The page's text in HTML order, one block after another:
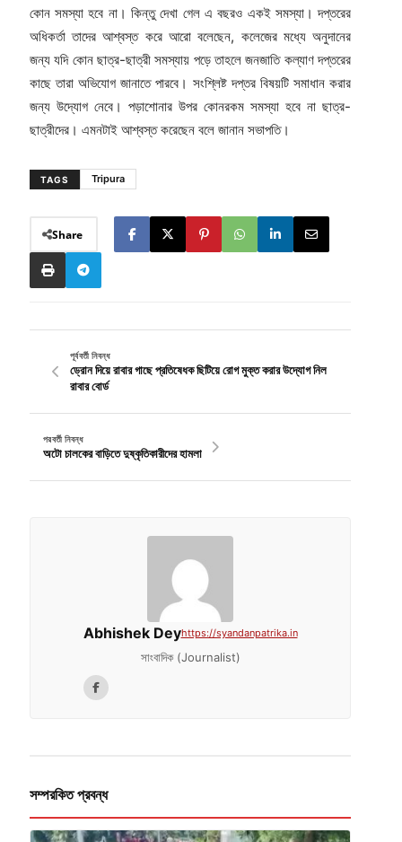
কোন সমস্যা হবে না। কিন্তু দেখা গেল এ বছরও একই সমস্যা। দপ্তরের
অধিকর্তা তাদের আশ্বস্ত করে আরো বলেছেন, কলেজের মধ্যে অনুদানের
জন্য যদি কোন ছাত্র-ছাত্রী সমস্যায় পড়ে তাহলে জনজাতি কল্যাণ দপ্তরের
কাছে তারা অভিযোগ জানাতে পারবে। সংশ্লিষ্ট দপ্তর বিষয়টি সমাধান করার
জন্য উদ্যোগ নেবে। পড়াশোনার উপর কোনরকম সমস্যা হবে না ছাত্র-
ছাত্রীদের। এমনটাই আশ্বস্ত করেছেন বলে জানান সভাপতি।
TAGS Tripura
Share
পূর্ববর্তী নিবন্ধ
ড্রোন দিয়ে রাবার গাছে প্রতিষেধক ছিটিয়ে রোগ মুক্ত করার উদ্যোগ নিল
রাবার বোর্ড
পরবর্তী নিবন্ধ
অটো চালকের বাড়িতে দুষ্কৃতিকারীদের হামলা
Abhishek Deyhttps://syandanpatrika.in
সাংবাদিক (Journalist)
সম্পরকিত প্রবন্ধ